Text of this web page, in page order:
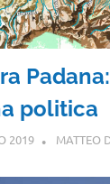
politica
2019 MATTEO